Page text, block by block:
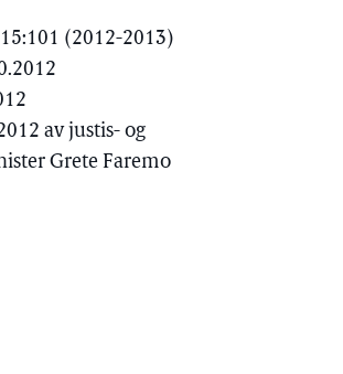
(2012-2013)
av justis- og
Grete Faremo